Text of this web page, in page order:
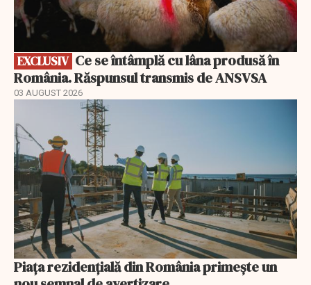
EXCLUSIV
România. Răspunsul transmis de ANSVSA
03 AUGUST 2026
Piața rezidențială din România primește un